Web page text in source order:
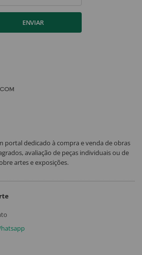
ENVIAR
portal dedicado à compra e venda de obras
avaliação de peças individuais ou de
artes e exposições.